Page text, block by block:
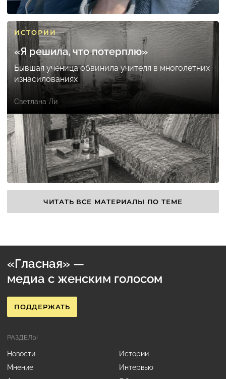
ИСТОРИИ
«Я решила, что потерплю»
Бывшая ученица обвинила учителя в многолетних
изнасилованиях
Светлана Ли
ЧИТАТЬ ВСЕ МАТЕРИАЛЫ ПО ТЕМЕ
«Гласная» —
медиа с женским голосом
ПОДДЕРЖАТЬ
РАЗДЕЛЫ
Новости
Истории
Мнение
Интервью